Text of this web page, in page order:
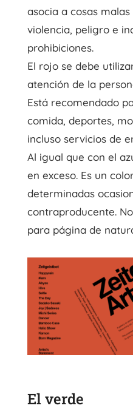
asocia a cosas
violencia, peligro e
prohibiciones.
El rojo se debe
atención de la
Está recomendado
comida, deportes,
incluso servicios de
Al igual que con el
en exceso. Es un
determinadas
contraproducente.
para página de
El verde